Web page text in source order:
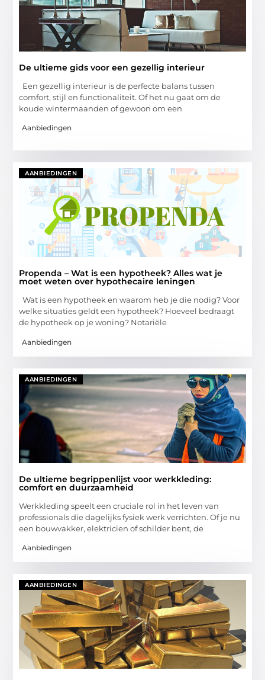
De ultieme gids voor een gezellig interieur
Een gezellig interieur is de perfecte balans tussen
comfort, stijl en functionaliteit. Of het nu gaat om de
koude wintermaanden of gewoon om een
Aanbiedingen
AANBIEDINGEN
Propenda – Wat is een hypotheek? Alles wat je
moet weten over hypothecaire leningen
Wat is een hypotheek en waarom heb je die nodig? Voor
welke situaties geldt een hypotheek? Hoeveel bedraagt
de hypotheek op je woning? Notariële
Aanbiedingen
AANBIEDINGEN
De ultieme begrippenlijst voor werkkleding:
comfort en duurzaamheid
Werkkleding speelt een cruciale rol in het leven van
professionals die dagelijks fysiek werk verrichten. Of je nu
een bouwvakker, elektricien of schilder bent, de
Aanbiedingen
AANBIEDINGEN